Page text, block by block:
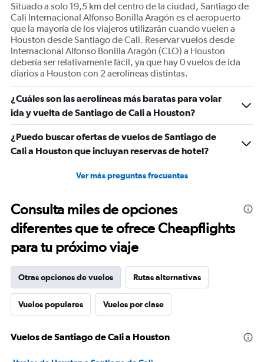
Situado a solo 19,5 km del centro de la ciudad, Santiago de
Cali Internacional Alfonso Bonilla Aragón es el aeropuerto
que la mayoría de los viajeros utilizarán cuando vuelen a
Houston desde Santiago de Cali. Reservar vuelos desde
Internacional Alfonso Bonilla Aragón (CLO) a Houston
debería ser relativamente fácil, ya que hay 0 vuelos de ida
diarios a Houston con 2 aerolíneas distintas.
¿Cuáles son las aerolíneas más baratas para volar
ida y vuelta de Santiago de Cali a Houston?
¿Puedo buscar ofertas de vuelos de Santiago de
Cali a Houston que incluyan reservas de hotel?
Ver más preguntas frecuentes
Consulta miles de opciones
diferentes que te ofrece Cheapflights
para tu próximo viaje
Otras opciones de vuelos Rutas alternativas
Vuelos populares Vuelos por clase
Vuelos de Santiago de Cali a Houston